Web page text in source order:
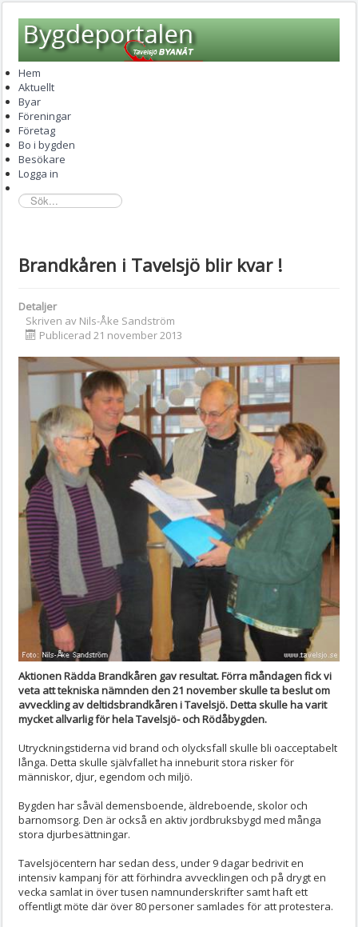
Hem
Aktuellt
Byar
Föreningar
Företag
Bo i bygden
Besökare
Logga in
sök...
Brandkåren i Tavelsjö blir kvar !
Detaljer
Skriven av Nils-Åke Sandström
Publicerad 21 november 2013
Aktionen Rädda Brandkåren gav resultat. Förra måndagen fick vi
veta att tekniska nämnden den 21 november skulle ta beslut om
avveckling av deltidsbrandkåren i Tavelsjö. Detta skulle ha varit
mycket allvarlig för hela Tavelsjö- och Rödåbygden.
Utryckningstiderna vid brand och olycksfall skulle bli oacceptabelt
långa. Detta skulle självfallet ha inneburit stora risker för
människor, djur, egendom och miljö.
Bygden har såväl demensboende, äldreboende, skolor och
barnomsorg. Den är också en aktiv jordbruksbygd med många
stora djurbesättningar.
Tavelsjöcentern har sedan dess, under 9 dagar bedrivit en
intensiv kampanj för att förhindra avvecklingen och på drygt en
vecka samlat in över tusen namnunderskrifter samt haft ett
offentligt möte där över 80 personer samlades för att protestera.